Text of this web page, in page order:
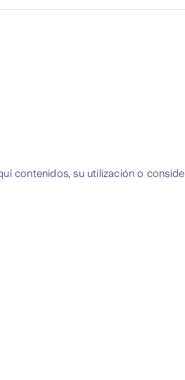
contenidos, su utilización o